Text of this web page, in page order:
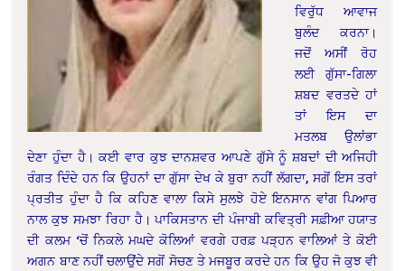
ਵਿਰੁੱਧ ਆਵਾਜ
ਬੁਲੰਦ ਕਰਨਾ।
ਜਦੋਂ ਅਸੀਂ ਰੋਹ
ਲਈ ਗੁੱਸਾ-ਗਿਲਾ
ਸ਼ਬਦ ਵਰਤਦੇ ਹਾਂ
ਤਾਂ ਇਸ ਦਾ
ਮਤਲਬ ਉਲਾਂਭਾ
ਦੇਣਾ ਹੁੰਦਾ ਹੈ। ਕਈ ਵਾਰ ਕੁਝ ਦਾਨਸ਼ਵਰ ਆਪਣੇ ਗੁੱਸੇ ਨੂੰ ਸ਼ਬਦਾਂ ਦੀ ਅਜਿਹੀ
ਰੰਗਤ ਦਿੰਦੇ ਹਨ ਕਿ ਉਹਨਾਂ ਦਾ ਗੁੱਸਾ ਦੇਖ ਕੇ ਬੁਰਾ ਨਹੀਂ ਲੱਗਦਾ, ਸਗੋਂ ਇਸ ਤਰਾਂ
ਪ੍ਰਤੀਤ ਹੁੰਦਾ ਹੈ ਕਿ ਕਹਿਣ ਵਾਲਾ ਕਿਸੇ ਸੁਲਝੇ ਹੋਏ ਇਨਸਾਨ ਵਾਂਗ ਪਿਆਰ
ਨਾਲ ਕੁਝ ਸਮਝਾ ਰਿਹਾ ਹੈ। ਪਾਕਿਸਤਾਨ ਦੀ ਪੰਜਾਬੀ ਕਵਿਤ੍ਰੀ ਸਫ਼ੀਆ ਹਯਾਤ
ਦੀ ਕਲਮ ‘ਚੋਂ ਨਿਕਲੇ ਮਘਦੇ ਕੋਲਿਆਂ ਵਰਗੇ ਹਰਫ਼ ਪੜ੍ਹਨ ਵਾਲਿਆਂ ਤੇ ਕੋਈ
ਅਗਨ ਬਾਣ ਨਹੀਂ ਚਲਾਉਂਦੇ ਸਗੋਂ ਸੋਚਣ ਤੇ ਮਜਬੂਰ ਕਰਦੇ ਹਨ ਕਿ ਉਹ ਜੋ ਕੁਝ ਵੀ